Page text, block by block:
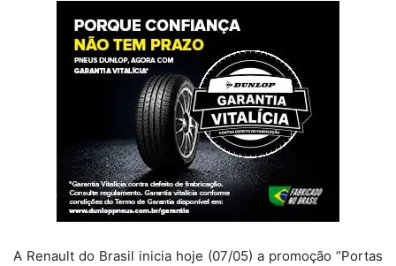
A Renault do Brasil inicia hoje (07/05) a promoção “Portas